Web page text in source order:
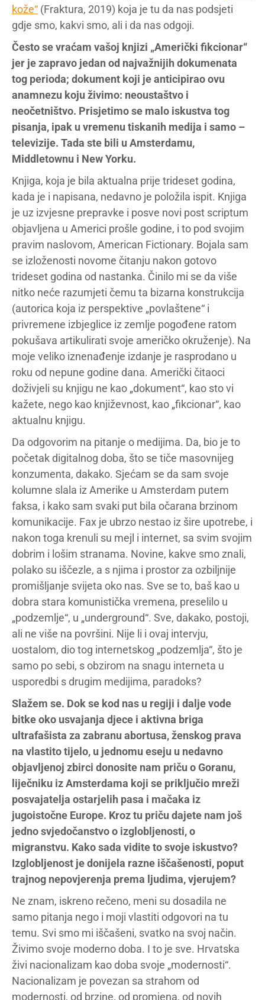
kože“ (Fraktura, 2019) koja je tu da nas podsjeti
gdje smo, kakvi smo, ali i da nas odgoji.
Često se vraćam vašoj knjizi „Američki fikcionar“
jer je zapravo jedan od najvažnijih dokumenata
tog perioda; dokument koji je anticipirao ovu
anamnezu koju živimo: neoustaštvo i
neočetništvo. Prisjetimo se malo iskustva tog
pisanja, ipak u vremenu tiskanih medija i samo –
televizije. Tada ste bili u Amsterdamu,
Middletownu i New Yorku.
Knjiga, koja je bila aktualna prije trideset godina,
kada je i napisana, nedavno je položila ispit. Knjiga
je uz izvjesne prepravke i posve novi post scriptum
objavljena u Americi prošle godine, i to pod svojim
pravim naslovom, American Fictionary. Bojala sam
se izloženosti novome čitanju nakon gotovo
trideset godina od nastanka. Činilo mi se da više
nitko neće razumjeti čemu ta bizarna konstrukcija
(autorica koja iz perspektive „povlaštene“ i
privremene izbjeglice iz zemlje pogođene ratom
pokušava artikulirati svoje američko okruženje). Na
moje veliko iznenađenje izdanje je rasprodano u
roku od nepune godine dana. Američki čitaoci
doživjeli su knjigu ne kao „dokument“, kao sto vi
kažete, nego kao književnost, kao „fikcionar“, kao
aktualnu knjigu.
Da odgovorim na pitanje o medijima. Da, bio je to
početak digitalnog doba, što se tiče masovnijeg
konzumenta, dakako. Sjećam se da sam svoje
kolumne slala iz Amerike u Amsterdam putem
faksa, i kako sam svaki put bila očarana brzinom
komunikacije. Fax je ubrzo nestao iz šire upotrebe, i
nakon toga krenuli su mejl i internet, sa svim svojim
dobrim i lošim stranama. Novine, kakve smo znali,
polako su iščezle, a s njima i prostor za ozbiljnije
promišljanje svijeta oko nas. Sve se to, baš kao u
dobra stara komunistička vremena, preselilo u
„podzemlje“, u „underground“. Sve, dakako, postoji,
ali ne više na površini. Nije li i ovaj intervju,
uostalom, dio tog internetskog „podzemlja“, što je
samo po sebi, s obzirom na snagu interneta u
usporedbi s drugim medijima, paradoks?
Slažem se. Dok se kod nas u regiji i dalje vode
bitke oko usvajanja djece i aktivna briga
ultrafašista za zabranu abortusa, ženskog prava
na vlastito tijelo, u jednomu eseju u nedavno
objavljenoj zbirci donosite nam priču o Goranu,
liječniku iz Amsterdama koji se priključio mreži
posvajatelja ostarjelih pasa i mačaka iz
jugoistočne Europe. Kroz tu priču dajete nam još
jedno svjedočanstvo o izglobljenosti, o
migranstvu. Kako sada vidite to svoje iskustvo?
Izglobljenost je donijela razne iščašenosti, poput
trajnog nepovjerenja prema ljudima, vjerujem?
Ne znam, iskreno rečeno, meni su dosadila ne
samo pitanja nego i moji vlastiti odgovori na tu
temu. Svi smo mi iščašeni, svatko na svoj način.
Živimo svoje moderno doba. I to je sve. Hrvatska
živi nacionalizam kao doba svoje „modernosti“.
Nacionalizam je povezan sa strahom od
modernosti, od brzine, od promjena, od novih